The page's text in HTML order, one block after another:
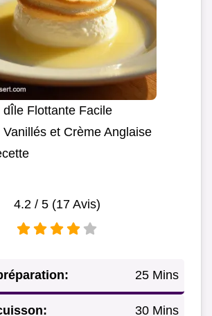
dÎle Flottante Facile
Vanillés et Crème Anglaise
4.2/ 5 (17Avis)
25 Mins
30 Mins